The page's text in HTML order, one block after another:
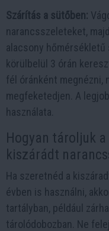
Szárítás a sütőben:
narancsszeleteket,
alacsony hőmérsékletű
körülbelül 3 órán
fél óránként megnézni,
megfeketedjen. A
használata.
Hogyan tároljuk a
kiszárádt
Ha szeretnéd a
évben is használni,
tartályban, például
tárolódobozban. Ne